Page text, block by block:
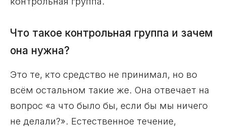
Что такое контрольная группа и зачем
она нужна?
Это те, кто средство не принимал, но во
всём остальном такие же. Она отвечает на
вопрос «а что было бы, если бы мы ничего
не делали?». Естественное течение,